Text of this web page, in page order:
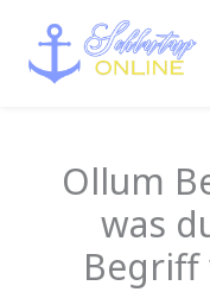
Inhalt
springen
Ollum
was
Begriff